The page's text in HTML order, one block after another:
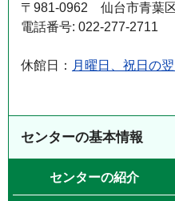
〒981-0962 仙台市青葉
電話番号: 022-277-2711
休館日： 月曜日、祝日の
センターの基本情報
センターの紹介